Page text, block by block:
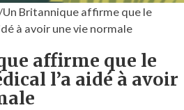
/Un Britannique affirme que le
à avoir une vie normale
affirme que le
l’a aidé à avoir